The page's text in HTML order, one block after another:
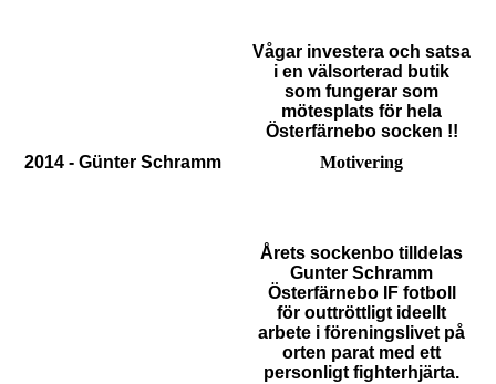
Vågar investera och satsa
i en välsorterad butik
som fungerar som
mötesplats för hela
Österfärnebo socken !!
2014 - Günter Schramm
Motivering
Årets sockenbo tilldelas
Gunter Schramm
Österfärnebo IF fotboll
för outtröttligt ideellt
arbete i föreningslivet på
orten parat med ett
personligt fighterhjärta.